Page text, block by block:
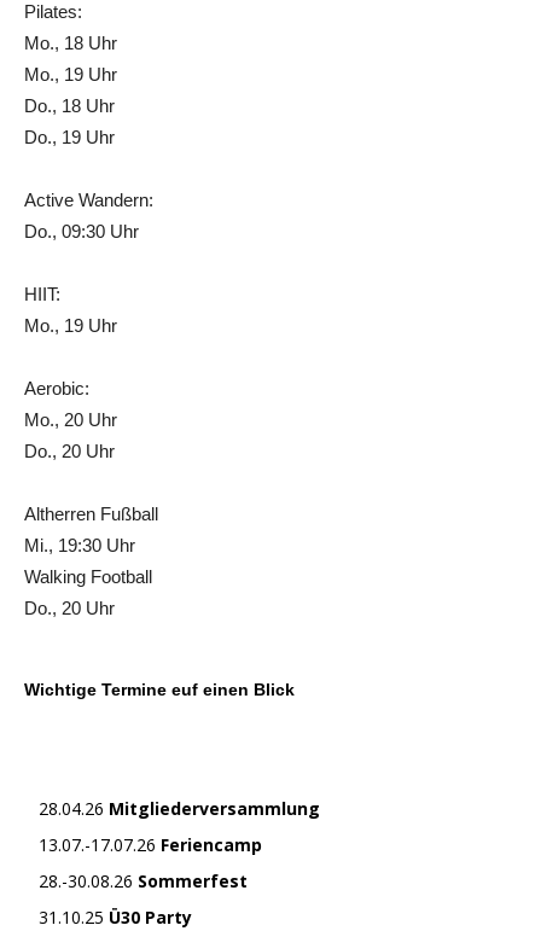
Pilates:
Mo., 18 Uhr
Mo., 19 Uhr
Do., 18 Uhr
Do., 19 Uhr
Active Wandern:
Do., 09:30 Uhr
HIIT:
Mo., 19 Uhr
Aerobic:
Mo., 20 Uhr
Do., 20 Uhr
Altherren Fußball
Mi., 19:30 Uhr
Walking Football
Do., 20 Uhr
Wichtige Termine euf einen Blick
28.04.26 Mitgliederversammlung
13.07.-17.07.26 Feriencamp
28.-30.08.26 Sommerfest
31.10.25 Ü30 Party